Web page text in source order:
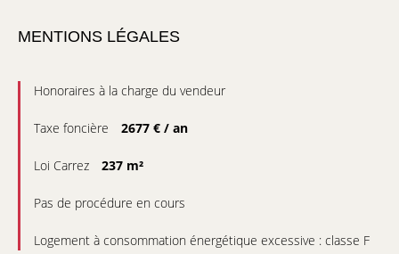
MENTIONS LÉGALES
Honoraires à la charge du vendeur
Taxe foncière 2677 € / an
Loi Carrez 237 m²
Pas de procédure en cours
Logement à consommation énergétique excessive : classe F